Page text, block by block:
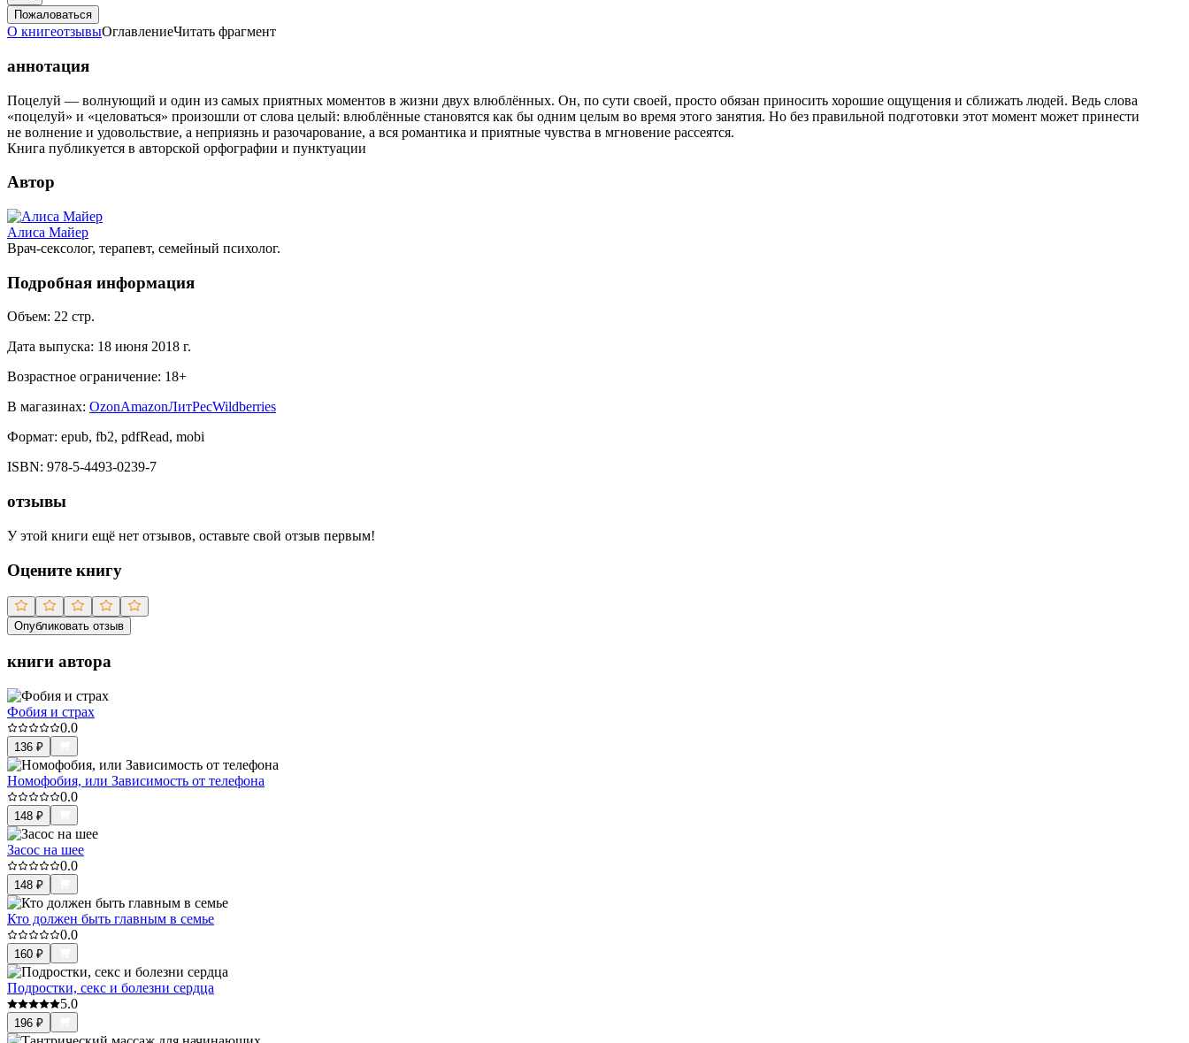
Пожаловаться
О книгеотзывыОглавлениеЧитать фрагмент
аннотация
Поцелуй — волнующий и один из самых приятных моментов в жизни двух влюблённых. Он, по сути своей, просто обязан приносить хорошие ощущения и сближать людей. Ведь слова
«поцелуй» и «целоваться» произошли от слова целый: влюблённые становятся как бы одним целым во время этого занятия. Но без правильной подготовки этот момент может принести
не волнение и удовольствие, а неприязнь и разочарование, а вся романтика и приятные чувства в мгновение рассеятся.
Книга публикуется в авторской орфографии и пунктуации
Автор
Алиса Майер
Врач-сексолог, терапевт, семейный психолог.
Подробная информация
Объем: 22 стр.
Дата выпуска: 18 июня 2018 г.
Возрастное ограничение: 18+
В магазинах: OzonAmazonЛитРесWildberries
Формат: epub, fb2, pdfRead, mobi
ISBN: 978-5-4493-0239-7
отзывы
У этой книги ещё нет отзывов, оставьте свой отзыв первым!
Оцените книгу
Опубликовать отзыв
книги автора
Фобия и страх
0.0
136 ₽
Номофобия, или Зависимость от телефона
0.0
148 ₽
Засос на шее
0.0
148 ₽
Кто должен быть главным в семье
0.0
160 ₽
Подростки, секс и болезни сердца
5.0
196 ₽